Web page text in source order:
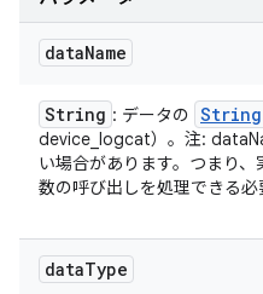
dataName
String : データの String
device_logcat）。注:
い場合があります。つまり
数の呼び出しを処理できる必
dataType